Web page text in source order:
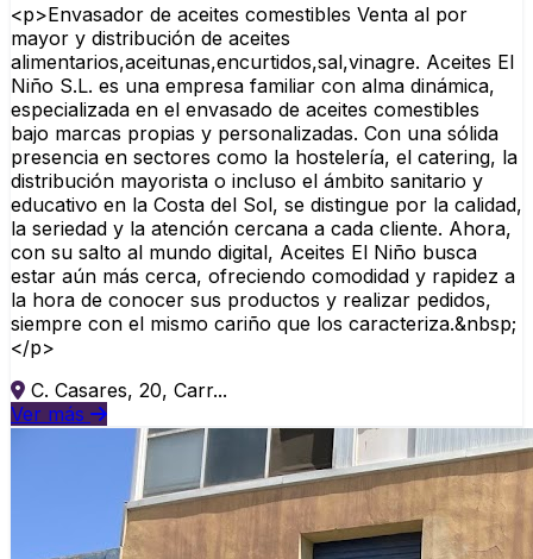
<p>Envasador de aceites comestibles Venta al por
mayor y distribución de aceites
alimentarios,aceitunas,encurtidos,sal,vinagre. Aceites El
Niño S.L. es una empresa familiar con alma dinámica,
especializada en el envasado de aceites comestibles
bajo marcas propias y personalizadas. Con una sólida
presencia en sectores como la hostelería, el catering, la
distribución mayorista o incluso el ámbito sanitario y
educativo en la Costa del Sol, se distingue por la calidad,
la seriedad y la atención cercana a cada cliente. Ahora,
con su salto al mundo digital, Aceites El Niño busca
estar aún más cerca, ofreciendo comodidad y rapidez a
la hora de conocer sus productos y realizar pedidos,
siempre con el mismo cariño que los caracteriza.&nbsp;
</p>
C. Casares, 20, Carr...
Ver más